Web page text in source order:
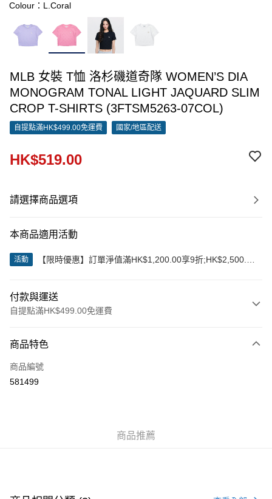
Colour：L.Coral
MLB 女裝 T恤 洛杉磯道奇隊 WOMEN’S DIA
MONOGRAM TONAL LIGHT JAQUARD SLIM
CROP T-SHIRTS (3FTSM5263-07COL)
自提點滿HK$499.00免運費 國家/地區配送
HK$519.00
請選擇商品選項
本商品適用活動
活動
【限時優惠】訂單淨值滿HK$1,200.00享9折;HK$2,500.00
付款與運送
自提點滿HK$499.00免運費
信用卡
Apple Pay
商品特色
商品編號
581499
商品推薦